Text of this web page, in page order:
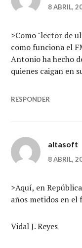
8 ABRIL,
>Como "lector de
como funciona el
Antonio ha hecho
quienes caigan en
RESPONDER
altasoft
8 ABRIL,
>Aquí, en
años metidos en el
Vidal J. Reyes